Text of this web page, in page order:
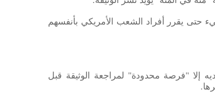
حتى يقرر أفراد الشعب الأمريكي بأنفسهم
إلا "فرصة محدودة" لمراجعة الوثيقة قبل